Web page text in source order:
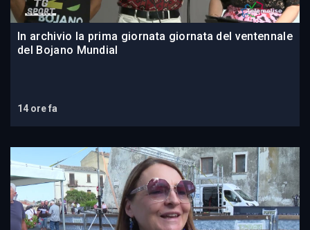
In archivio la prima giornata giornata del ventennale
del Bojano Mundial
14 ore fa